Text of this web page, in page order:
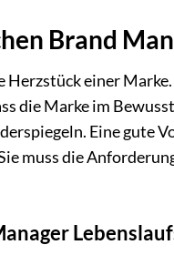
Brand
Herzstück einer
die Marke im
Eine gute
muss die